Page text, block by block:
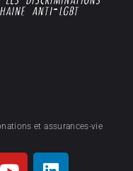
et assurances-vie